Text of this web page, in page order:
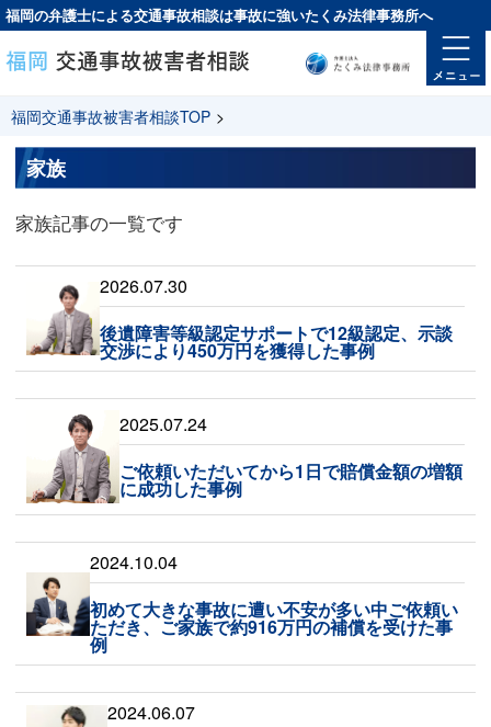
福岡の弁護士による交通事故相談は事故に強いたくみ法律事務所へ
福岡交通事故被害者相談TOP >
家族
家族記事の一覧です
2026.07.30
後遺障害等級認定サポートで12級認定、示談
交渉により450万円を獲得した事例
2025.07.24
ご依頼いただいてから1日で賠償金額の増額
に成功した事例
2024.10.04
初めて大きな事故に遭い不安が多い中ご依頼い
ただき、ご家族で約916万円の補償を受けた事
例
2024.06.07